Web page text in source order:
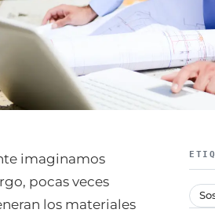
imaginamos
pocas veces
los materiales